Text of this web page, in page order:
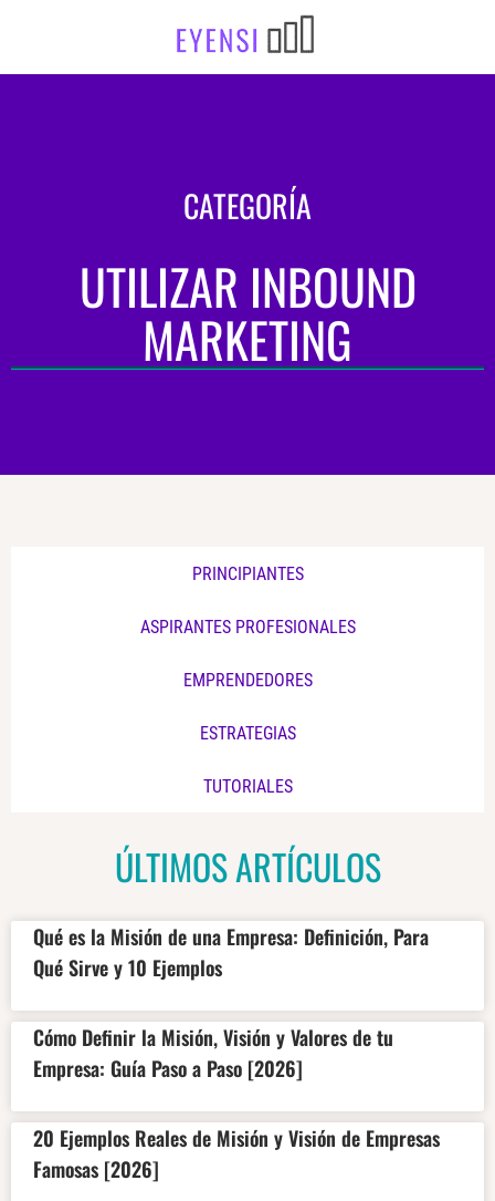
CATEGORÍA
UTILIZAR INBOUND
MARKETING
PRINCIPIANTES
ASPIRANTES PROFESIONALES
EMPRENDEDORES
ESTRATEGIAS
TUTORIALES
ÚLTIMOS ARTÍCULOS
Qué es la Misión de una Empresa: Definición, Para
Qué Sirve y 10 Ejemplos
Cómo Definir la Misión, Visión y Valores de tu
Empresa: Guía Paso a Paso [2026]
20 Ejemplos Reales de Misión y Visión de Empresas
Famosas [2026]